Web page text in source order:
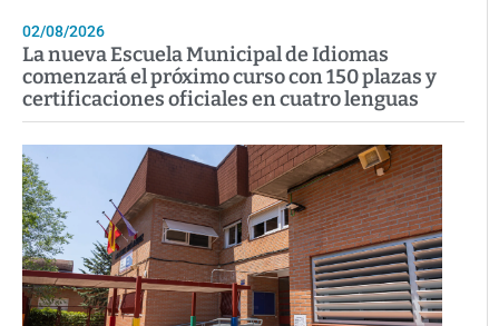
02/08/2026
La nueva Escuela Municipal de Idiomas
comenzará el próximo curso con 150 plazas y
certificaciones oficiales en cuatro lenguas